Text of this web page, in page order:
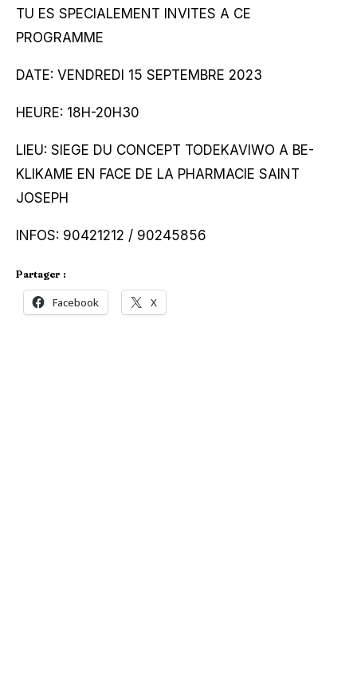
TU ES SPECIALEMENT INVITES A CE
PROGRAMME
DATE: VENDREDI 15 SEPTEMBRE 2023
HEURE: 18H-20H30
LIEU: SIEGE DU CONCEPT TODEKAVIWO A BE-
KLIKAME EN FACE DE LA PHARMACIE SAINT
JOSEPH
INFOS: 90421212 / 90245856
Partager :
Facebook X